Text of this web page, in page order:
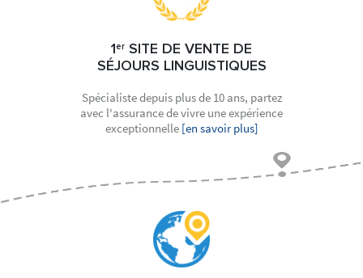
1 er SITE DE VENTE DE
SÉJOURS LINGUISTIQUES
Spécialiste depuis plus de 10 ans, partez
avec l'assurance de vivre une expérience
exceptionnelle [en savoir plus]